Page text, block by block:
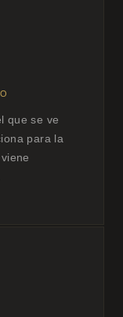
que se ve
para la